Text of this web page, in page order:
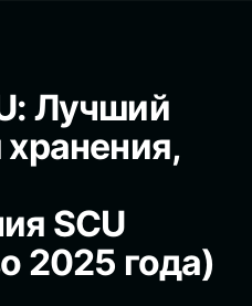
Лучший
SCU
2025 года)